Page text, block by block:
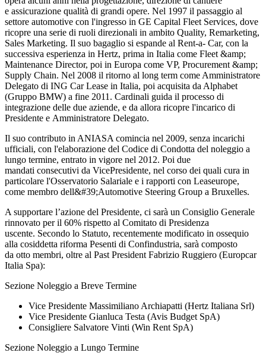
e assicurazione qualità di grandi opere. Nel 1997 il passaggio al
settore automotive con l'ingresso in GE Capital Fleet Services, dove
ricopre una serie di ruoli direzionali in ambito Quality, Remarketing,
Sales Marketing. Il suo bagaglio si espande al Rent-a- Car, con la
successiva esperienza in Hertz, prima in Italia come Fleet &amp;
Maintenance Director, poi in Europa come VP, Procurement &amp;
Supply Chain. Nel 2008 il ritorno al long term come Amministratore
Delegato di ING Car Lease in Italia, poi acquisita da Alphabet
(Gruppo BMW) a fine 2011. Cardinali guida il processo di
integrazione delle due aziende, e da allora ricopre l'incarico di
Presidente e Amministratore Delegato.
Il suo contributo in ANIASA comincia nel 2009, senza incarichi
ufficiali, con l'elaborazione del Codice di Condotta del noleggio a
lungo termine, entrato in vigore nel 2012. Poi due
mandati consecutivi da VicePresidente, nel corso dei quali cura in
particolare l'Osservatorio Salariale e i rapporti con Leaseurope,
come membro dell&#39;Automotive Steering Group a Bruxelles.
A supportare l’azione del Presidente, ci sarà un Consiglio Generale
rinnovato per il 60% rispetto al Comitato di Presidenza
uscente. Secondo lo Statuto, recentemente modificato in ossequio
alla cosiddetta riforma Pesenti di Confindustria, sarà composto
da otto membri, oltre al Past President Fabrizio Ruggiero (Europcar
Italia Spa):
Sezione Noleggio a Breve Termine
Vice Presidente Massimiliano Archiapatti (Hertz Italiana Srl)
Vice Presidente Gianluca Testa (Avis Budget SpA)
Consigliere Salvatore Vinti (Win Rent SpA)
Sezione Noleggio a Lungo Termine